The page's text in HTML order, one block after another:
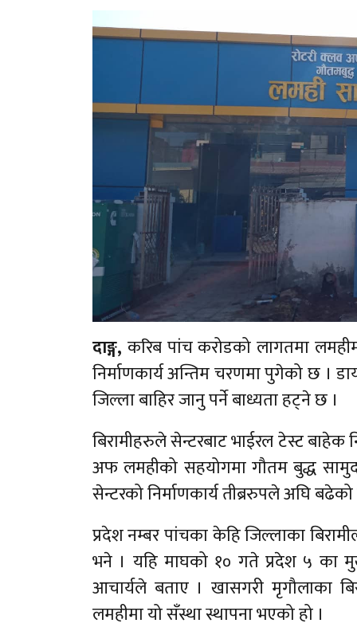
दाङ्ग, करिब पांच करोडको लागतमा
निर्माणकार्य अन्तिम चरणमा पुगेको छ ।
जिल्ला बाहिर जानु पर्ने बाध्यता हट्ने छ ।
बिरामीहरुले सेन्टरबाट भाईरल टेस्ट
अफ लमहीको सहयोगमा गौतम बुद्ध
सेन्टरको निर्माणकार्य तीब्ररुपले अघि
प्रदेश नम्बर पांचका केहि जिल्लाका
भने । यहि माघको १० गते प्रदेश ५ का
आचार्यले बताए । खासगरी मृगौलाका
लमहीमा यो सँस्था स्थापना भएको हो ।